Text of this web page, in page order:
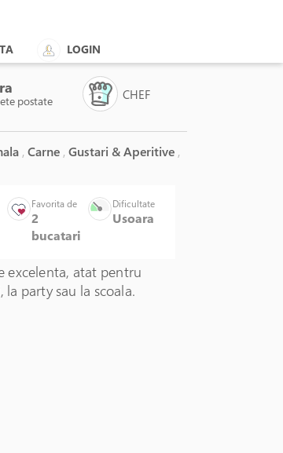
LOGIN
postate CHEF
, Carne , Gustari & Aperitive ,
Favorita de
2
bucatari
Dificultate
Usoara
excelenta, atat pentru
party sau la scoala.